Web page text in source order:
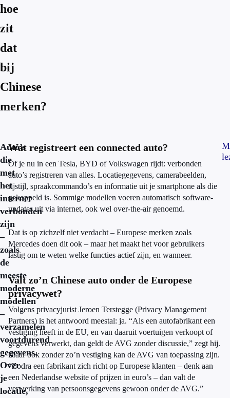
hoe
zit
dat
bij
Chinese
merken?
Auto’s
die
met
het
internet
verbonden
zijn
–
zoals
de
meeste
moderne
modellen
–
verzamelen
voortdurend
gegevens.
Over
je
locatie,
Wat registreert een connected auto?
Of je nu in een Tesla, BYD of Volkswagen rijdt: verbonden
auto’s registreren van alles. Locatiegegevens, camerabeelden,
rijstijl, spraakcommando’s en informatie uit je smartphone als die
gekoppeld is. Sommige modellen voeren automatisch software-
updates uit via internet, ook wel over-the-air genoemd.
Dat is op zichzelf niet verdacht – Europese merken zoals
Mercedes doen dit ook – maar het maakt het voor gebruikers
lastig om te weten welke functies actief zijn, en wanneer.
Valt zo’n Chinese auto onder de Europese
privacywet?
Volgens privacyjurist Jeroen Terstegge (Privacy Management
Partners) is het antwoord meestal: ja. “Als een autofabrikant een
vestiging heeft in de EU, en van daaruit voertuigen verkoopt of
gegevens verwerkt, dan geldt de AVG zonder discussie,” zegt hij.
Maar ook zonder zo’n vestiging kan de AVG van toepassing zijn.
“Zodra een fabrikant zich richt op Europese klanten – denk aan
een Nederlandse website of prijzen in euro’s – dan valt de
verwerking van persoonsgegevens gewoon onder de AVG.”